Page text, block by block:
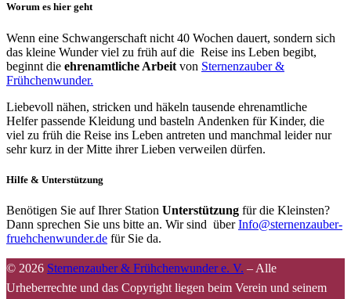
Worum es hier geht
Wenn eine Schwangerschaft nicht 40 Wochen dauert, sondern sich
das kleine Wunder viel zu früh auf die Reise ins Leben begibt,
beginnt die ehrenamtliche Arbeit von Sternenzauber &
Frühchenwunder.
Liebevoll nähen, stricken und häkeln tausende ehrenamtliche
Helfer passende Kleidung und basteln Andenken für Kinder, die
viel zu früh die Reise ins Leben antreten und manchmal leider nur
sehr kurz in der Mitte ihrer Lieben verweilen dürfen.
Hilfe & Unterstützung
Benötigen Sie auf Ihrer Station Unterstützung für die Kleinsten?
Dann sprechen Sie uns bitte an. Wir sind überInfo@sternenzauber-
fruehchenwunder.de für Sie da.
© 2026 Sternenzauber & Frühchenwunder e. V. – Alle
Urheberrechte und das Copyright liegen beim Verein und seinem